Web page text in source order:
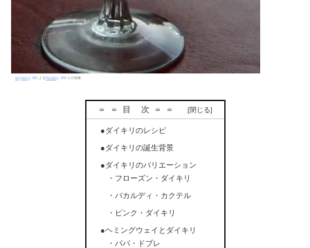
Ncpancy によるPixabay からの画像
＝＝目 次＝＝
●ダイキリのレシピ
●ダイキリの誕生背景
●ダイキリのバリエーション
・フローズン・ダイキリ
・バカルディ・カクテル
・ピンク・ダイキリ
●ヘミングウェイとダイキリ
・パパ・ドブレ